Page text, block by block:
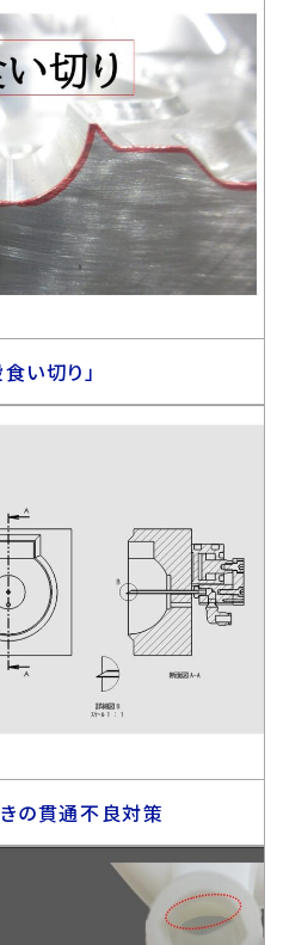
い切り」
の貫通不良対策